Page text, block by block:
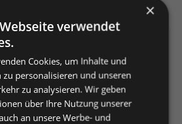
ATLAS-Schuhfabrik
Gebr. Schabsky GmbH
& Co. KG
4043692462646
67800-39
×
verwendet
Cookies, um Inhalte und
zu personalisieren und unseren
zu analysieren. Wir geben
über Ihre Nutzung unserer
an unsere Werbe- und